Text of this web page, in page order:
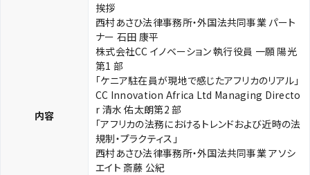
内容
挨拶
西村あさひ法律事務所・外国法共同事業 パート
ナー 石田 康平
株式会社CC イノベーション 執行役員 一願 陽光
第1 部
「ケニア駐在員が現地で感じたアフリカのリアル」
CC Innovation Africa Ltd Managing Directo
r 清水 佑太朗第2 部
「アフリカの法務におけるトレンドおよび近時の法
規制・プラクティス」
西村あさひ法律事務所・外国法共同事業 アソシ
エイト 斎藤 公紀